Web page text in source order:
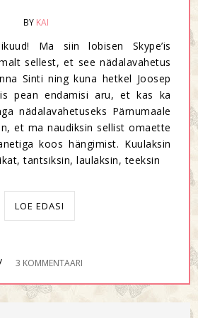
BY KAI
Ma siin lobisen Skype’is
sellest, et see nädalavahetus
Sinti ning kuna hetkel Joosep
pean endamisi aru, et kas ka
nädalavahetuseks Pärnumaale
et ma naudiksin sellist omaette
koos hängimist. Kuulaksin
tantsiksin, laulaksin, teeksin
LOE EDASI
3 KOMMENTAARI